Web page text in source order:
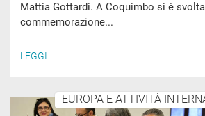
Mattia Gottardi. A Coquimbo si è
commemorazione...
LEGGI
EUROPA E ATTIVITÀ